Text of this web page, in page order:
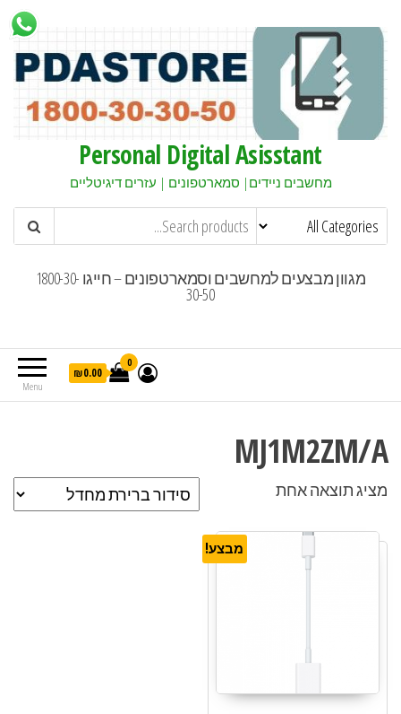
Personal Digital Asisstant
מחשבים ניידים| סמארטפונים | עזרים דיגיטליים
מגוון מבצעים למחשבים וסמארטפונים – חייגו 1800-30-
30-50
Menu
0
₪0.00
MJ1M2ZM/A
מציג תוצאה אחת
מבצע!